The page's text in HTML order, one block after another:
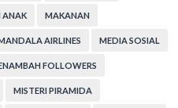
ANAK MAKANAN
AIRLINES MEDIA SOSIAL
FOLLOWERS
MISTERI PIRAMIDA